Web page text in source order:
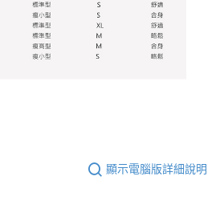
顯示電腦版詳細說明